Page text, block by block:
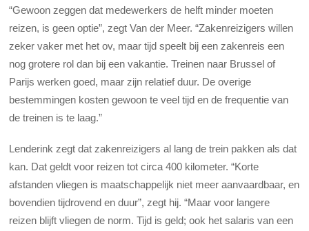
“Gewoon zeggen dat medewerkers de helft minder moeten
reizen, is geen optie”, zegt Van der Meer. “Zakenreizigers willen
zeker vaker met het ov, maar tijd speelt bij een zakenreis een
nog grotere rol dan bij een vakantie. Treinen naar Brussel of
Parijs werken goed, maar zijn relatief duur. De overige
bestemmingen kosten gewoon te veel tijd en de frequentie van
de treinen is te laag.”
Lenderink zegt dat zakenreizigers al lang de trein pakken als dat
kan. Dat geldt voor reizen tot circa 400 kilometer. “Korte
afstanden vliegen is maatschappelijk niet meer aanvaardbaar, en
bovendien tijdrovend en duur”, zegt hij. “Maar voor langere
reizen blijft vliegen de norm. Tijd is geld; ook het salaris van een